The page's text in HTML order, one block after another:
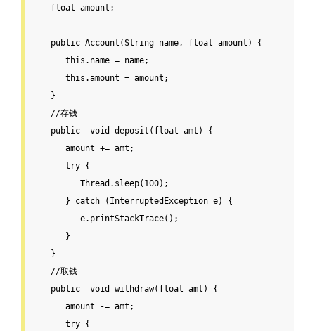
float amount;
public Account (String name, float amount) {
this .name = name;
this .amount = amount;
//存钱
public
void deposit ( float amt) {
try {
         Thread.sleep(
100);
      }
catch (InterruptedException e) {
//取钱
public
void withdraw( float amt) {
try {